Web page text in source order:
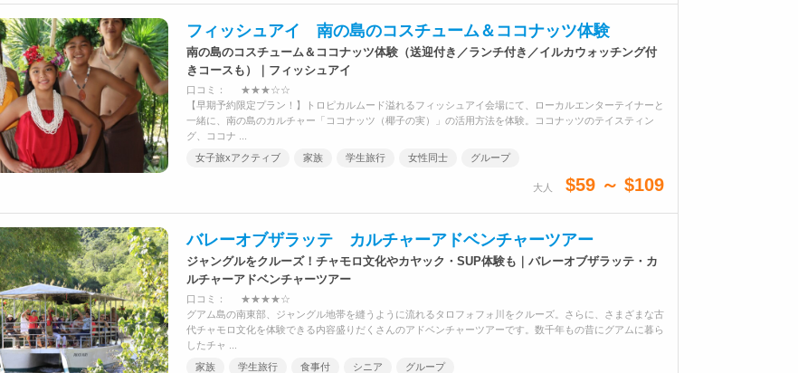
フィッシュアイ 南の島のコスチューム＆ココナッツ体験
南の島のコスチューム＆ココナッツ体験（送迎付き／ランチ付き／イルカウォッチング付
きコースも）｜フィッシュアイ
口コミ：
★★★☆☆
【早期予約限定プラン！】トロピカルムード溢れるフィッシュアイ会場にて、ローカルエンターテイナーと
一緒に、南の島のカルチャー「ココナッツ（椰子の実）」の活用方法を体験。ココナッツのテイスティン
グ、ココナ ...
女子旅xアクティブ
家族 学生旅行 女性同士 グループ
大人 $59 ～ $109
バレーオブザラッテ カルチャーアドベンチャーツアー
ジャングルをクルーズ！チャモロ文化やカヤック・SUP体験も｜バレーオブザラッテ・カ
ルチャーアドベンチャーツアー
口コミ：
★★★★☆
グアム島の南東部、ジャングル地帯を縫うように流れるタロフォフォ川をクルーズ。さらに、さまざまな古
代チャモロ文化を体験できる内容盛りだくさんのアドベンチャーツアーです。数千年もの昔にグアムに暮ら
したチャ ...
家族
学生旅行 食事付 シニア グループ